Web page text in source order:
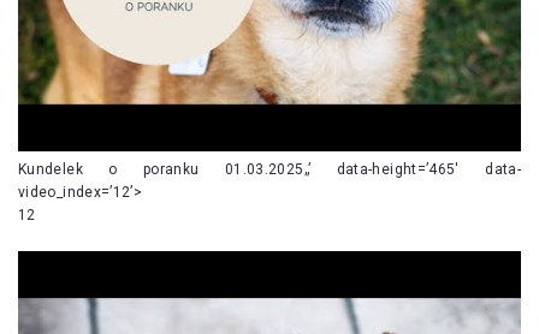
Kundelek o poranku 01.03.2025„’ data-height=’465′ data-
video_index=’12’>
12